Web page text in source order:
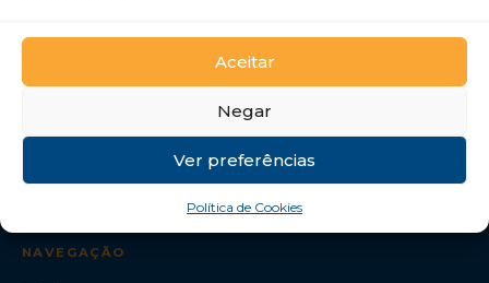
Aceitar
Negar
Ver preferências
Política de Cookies
NAVEGAÇÃO